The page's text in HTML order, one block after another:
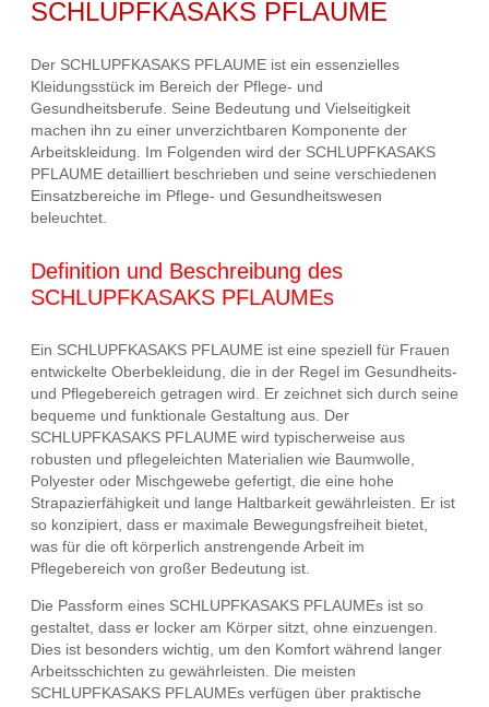
SCHLUPFKASAKS PFLAUME
Der SCHLUPFKASAKS PFLAUME ist ein essenzielles
Kleidungsstück im Bereich der Pflege- und
Gesundheitsberufe. Seine Bedeutung und Vielseitigkeit
machen ihn zu einer unverzichtbaren Komponente der
Arbeitskleidung. Im Folgenden wird der SCHLUPFKASAKS
PFLAUME detailliert beschrieben und seine verschiedenen
Einsatzbereiche im Pflege- und Gesundheitswesen
beleuchtet.
Definition und Beschreibung des
SCHLUPFKASAKS PFLAUMEs
Ein SCHLUPFKASAKS PFLAUME ist eine speziell für Frauen
entwickelte Oberbekleidung, die in der Regel im Gesundheits-
und Pflegebereich getragen wird. Er zeichnet sich durch seine
bequeme und funktionale Gestaltung aus. Der
SCHLUPFKASAKS PFLAUME wird typischerweise aus
robusten und pflegeleichten Materialien wie Baumwolle,
Polyester oder Mischgewebe gefertigt, die eine hohe
Strapazierfähigkeit und lange Haltbarkeit gewährleisten. Er ist
so konzipiert, dass er maximale Bewegungsfreiheit bietet,
was für die oft körperlich anstrengende Arbeit im
Pflegebereich von großer Bedeutung ist.
Die Passform eines SCHLUPFKASAKS PFLAUMEs ist so
gestaltet, dass er locker am Körper sitzt, ohne einzuengen.
Dies ist besonders wichtig, um den Komfort während langer
Arbeitsschichten zu gewährleisten. Die meisten
SCHLUPFKASAKS PFLAUMEs verfügen über praktische